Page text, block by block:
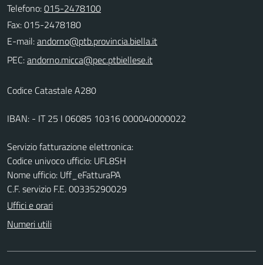
Telefono:015-2478100
Fax: 015-2478180
E-mail:
PEC:
Codice Catastale A280
IBAN: - IT 25 I 06085 10316 000040000022
Servizio fatturazione elettronica:
Codice univoco ufficio: UFL8SH
Nome ufficio: Uff_eFatturaPA
C.F. servizio F.E. 00335290029
Uffici e orari
Numeri utili